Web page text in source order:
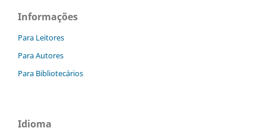
Informações
Para Leitores
Para Autores
Para Bibliotecários
Idioma